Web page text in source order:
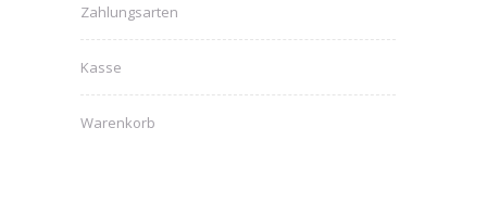
Zahlungsarten
Kasse
Warenkorb